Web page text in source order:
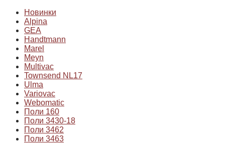
Новинки
Alpina
GEA
Handtmann
Marel
Meyn
Multivac
Townsend NL17
Ulma
Variovac
Webomatic
Поли 160
Поли 3430-18
Поли 3462
Поли 3463